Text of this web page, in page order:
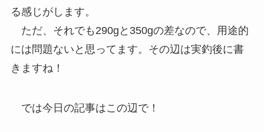
る感じがします。
ただ、それでも290gと350gの差なので、用途的
には問題ないと思ってます。その辺は実釣後に書
きますね！
では今日の記事はこの辺で！